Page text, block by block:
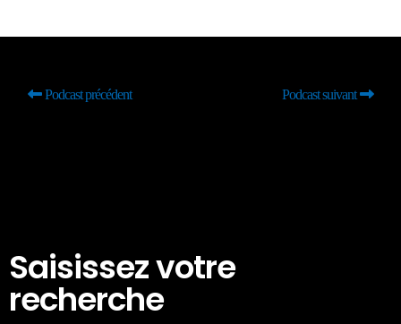
Podcast précédent Podcast suivant
Saisissez votre
recherche